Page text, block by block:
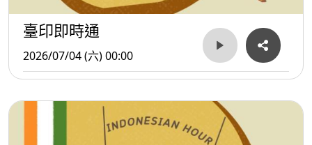
臺印即時通
2026/07/04 (六) 00:00